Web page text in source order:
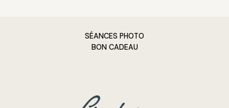
SÉANCE
PHOTO
SÉANCES PHOTO
BON CADEAU